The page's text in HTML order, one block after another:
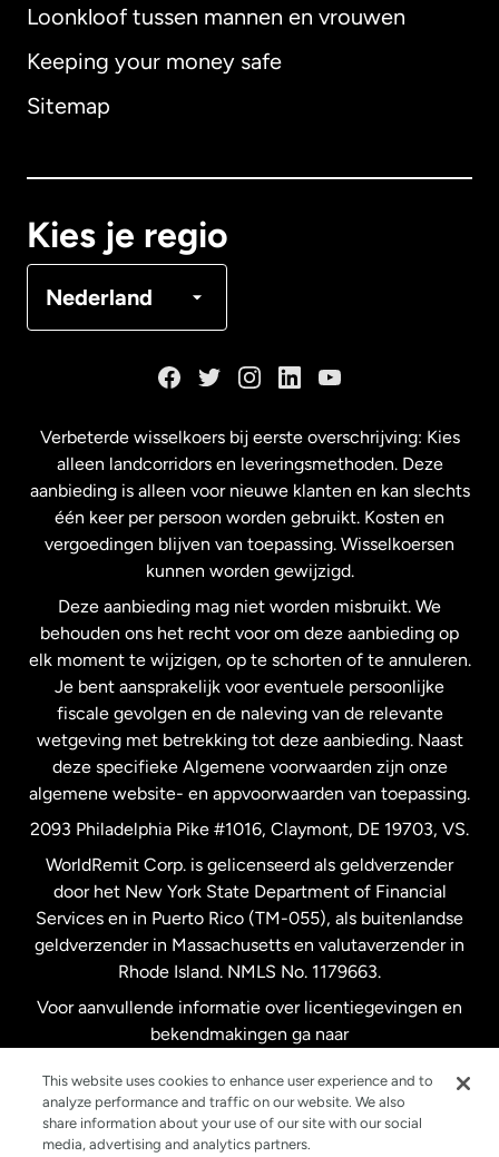
Loonkloof tussen mannen en vrouwen
Keeping your money safe
Sitemap
Kies je regio
Nederland
Australië
Maleisië
Nederland
Nieuw-Zeeland
Spanje
Verenigd Koninkrijk
Verenigde Staten English
Verenigde Staten Español
Zweden
Verbeterde wisselkoers bij eerste overschrijving: Kies
alleen landcorridors en leveringsmethoden. Deze
aanbieding is alleen voor nieuwe klanten en kan slechts
één keer per persoon worden gebruikt. Kosten en
vergoedingen blijven van toepassing. Wisselkoersen
kunnen worden gewijzigd.
Deze aanbieding mag niet worden misbruikt. We
behouden ons het recht voor om deze aanbieding op
elk moment te wijzigen, op te schorten of te annuleren.
Je bent aansprakelijk voor eventuele persoonlijke
fiscale gevolgen en de naleving van de relevante
wetgeving met betrekking tot deze aanbieding. Naast
deze specifieke Algemene voorwaarden zijn onze
algemene website- en appvoorwaarden van toepassing.
2093 Philadelphia Pike #1016, Claymont, DE 19703, VS.
WorldRemit Corp. is gelicenseerd als geldverzender
door het New York State Department of Financial
Services en in Puerto Rico (TM-055), als buitenlandse
geldverzender in Massachusetts en valutaverzender in
Rhode Island. NMLS No. 1179663.
Voor aanvullende informatie over licentiegevingen en
bekendmakingen ga naar
This website uses cookies to enhance user experience and to
analyze performance and traffic on our website. We also
share information about your use of our site with our social
media, advertising and analytics partners.